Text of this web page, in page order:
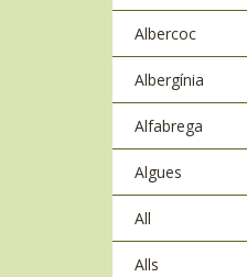
Albercoc
Albergínia
Alfabrega
Algues
All
Alls